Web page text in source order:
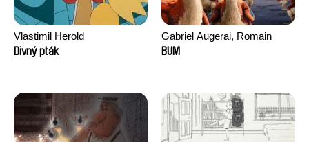
Vlastimil Herold
Divný pták
Gabriel Augerai, Romain
Augier, Laurie Pereira De
BUM